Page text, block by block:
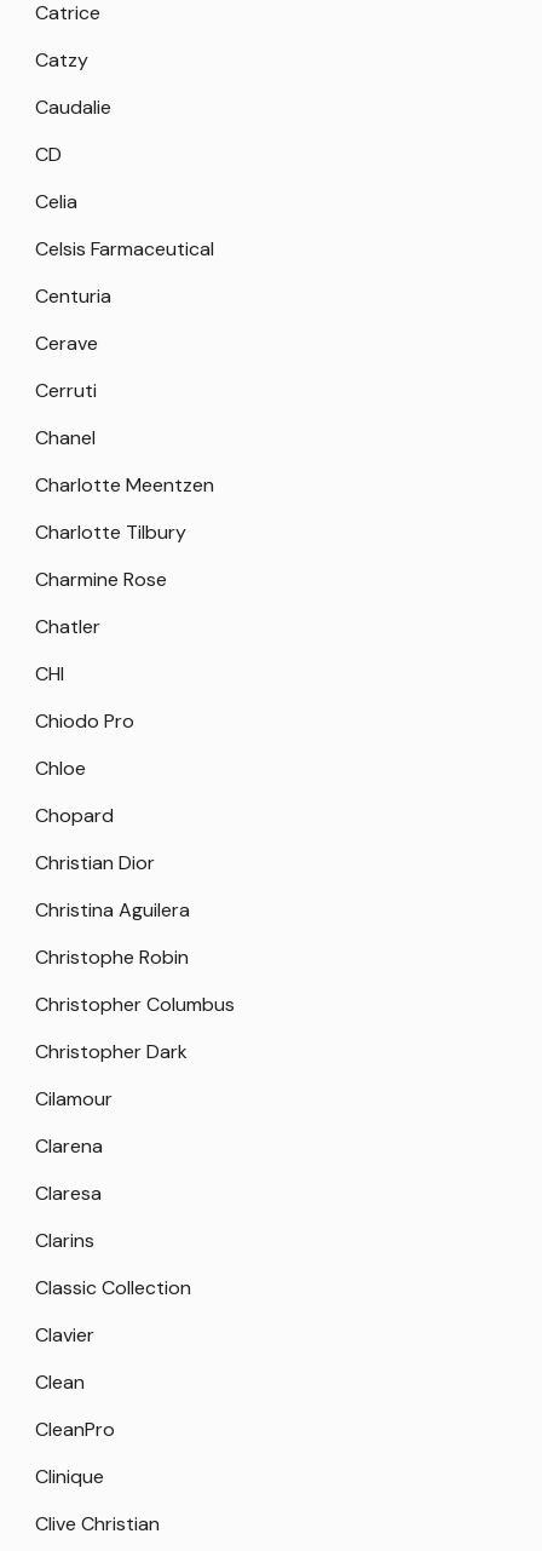
Catrice
Catzy
Caudalie
CD
Celia
Celsis Farmaceutical
Centuria
Cerave
Cerruti
Chanel
Charlotte Meentzen
Charlotte Tilbury
Charmine Rose
Chatler
CHI
Chiodo Pro
Chloe
Chopard
Christian Dior
Christina Aguilera
Christophe Robin
Christopher Columbus
Christopher Dark
Cilamour
Clarena
Claresa
Clarins
Classic Collection
Clavier
Clean
CleanPro
Clinique
Clive Christian